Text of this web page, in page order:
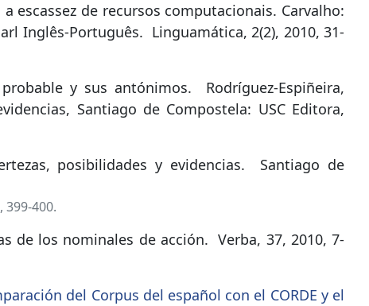
a escassez de recursos computacionais. Carvalho:
Inglês-Português. Linguamática, 2(2), 2010, 31-
y sus antónimos. Rodríguez-Espiñeira,
Santiago de Compostela: USC Editora,
posibilidades y evidencias. Santiago de
399-400.
de los nominales de acción.Verba, 37, 2010, 7-
del Corpus del español con el CORDE y el